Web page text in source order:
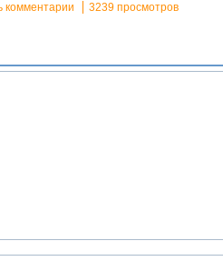
комментарии 3239 просмотров